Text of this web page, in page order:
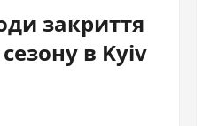
закриття
в Kyiv